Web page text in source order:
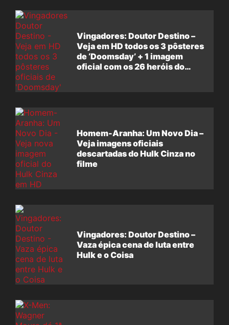
Vingadores: Doutor Destino –
Veja em HD todos os 3 pôsteres
de ‘Doomsday’ + 1 imagem
oficial com os 26 heróis do
Homem-Aranha: Um Novo Dia –
Veja imagens oficiais
descartadas do Hulk Cinza no
filme
Vingadores: Doutor Destino –
Vaza épica cena de luta entre
Hulk e o Coisa